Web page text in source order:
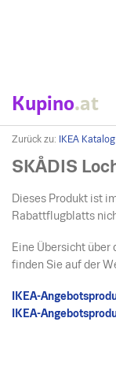
Kupino.at
Zurück zu: IKEA
SKÅDIS
Dieses Produkt ist
Rabattflugblatts
Eine Übersicht
finden Sie auf der
IKEA-
IKEA-